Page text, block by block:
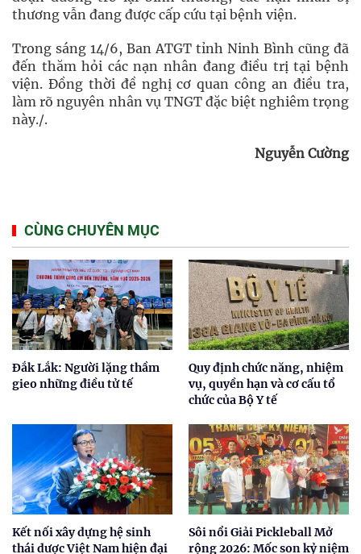
thương vẫn đang được cấp cứu tại bệnh viện.
Trong sáng 14/6, Ban ATGT tỉnh Ninh Bình cũng đã
đến thăm hỏi các nạn nhân đang điều trị tại bệnh
viện. Đồng thời đề nghị cơ quan công an điều tra,
làm rõ nguyên nhân vụ TNGT đặc biệt nghiêm trọng
này./.
Nguyễn Cường
CÙNG CHUYÊN MỤC
Đắk Lắk: Người lặng thầm
gieo những điều tử tế
Quy định chức năng, nhiệm
vụ, quyền hạn và cơ cấu tổ
chức của Bộ Y tế
Kết nối xây dựng hệ sinh
thái dược Việt Nam hiện đại
Sôi nổi Giải Pickleball Mở
rộng 2026: Mốc son kỷ niệm